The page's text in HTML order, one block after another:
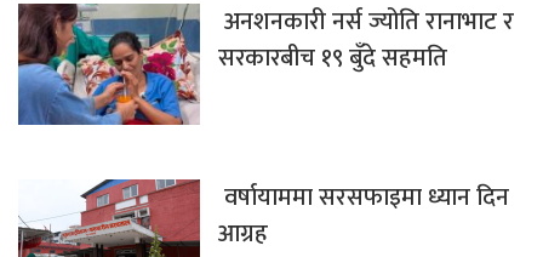
अनशनकारी नर्स ज्योति रानाभाट र
सरकारबीच १९ बुँदे सहमति
वर्षायाममा सरसफाइमा ध्यान दिन
आग्रह